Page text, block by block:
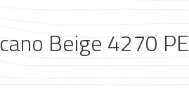
Beige 4270 PE